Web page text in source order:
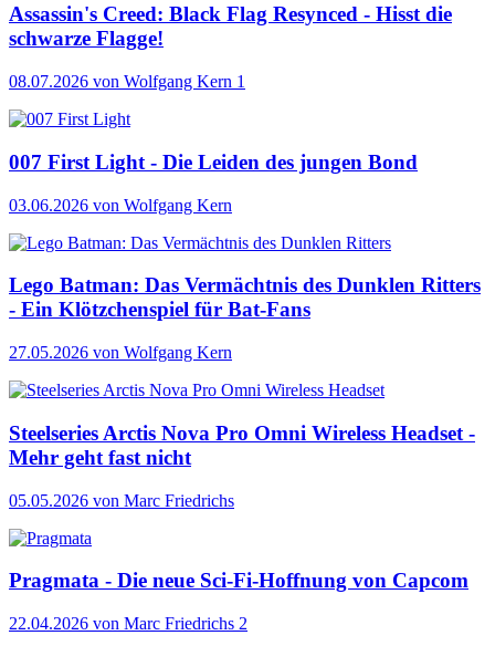
Assassin's Creed: Black Flag Resynced - Hisst die
schwarze Flagge!
08.07.2026 von Wolfgang Kern 1
007 First Light - Die Leiden des jungen Bond
03.06.2026 von Wolfgang Kern
Lego Batman: Das Vermächtnis des Dunklen Ritters
- Ein Klötzchenspiel für Bat-Fans
27.05.2026 von Wolfgang Kern
Steelseries Arctis Nova Pro Omni Wireless Headset -
Mehr geht fast nicht
05.05.2026 von Marc Friedrichs
Pragmata - Die neue Sci-Fi-Hoffnung von Capcom
22.04.2026 von Marc Friedrichs 2